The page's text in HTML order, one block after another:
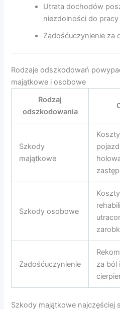
Utrata dochodów
niezdolności do pracy
Zadośćuczynienie za
Rodzaje odszkodowań
majątkowe i osobowe
Rodzaj
odszkodowania
Szkody
majątkowe
Szkody osobowe
Zadośćuczynienie
za ból i
Szkody majątkowe najczęściej